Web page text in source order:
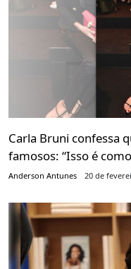
Carla Bruni confessa
famosos: “Isso é
Anderson Antunes 20 de